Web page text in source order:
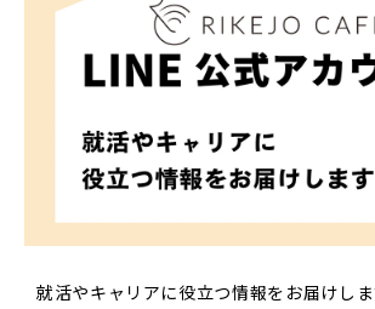
就活やキャリアに役立つ情報をお届けしま